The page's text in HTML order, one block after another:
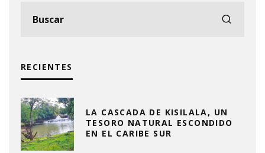
RECIENTES
LA CASCADA DE KISILALA, UN
TESORO NATURAL ESCONDIDO
EN EL CARIBE SUR